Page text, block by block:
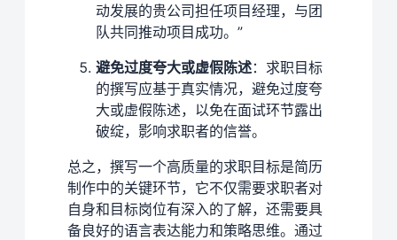
动发展的贵公司担任项目经理，与团
队共同推动项目成功。”
避免过度夸大或虚假陈述：求职目标
的撰写应基于真实情况，避免过度夸
大或虚假陈述，以免在面试环节露出
破绽，影响求职者的信誉。
总之，撰写一个高质量的求职目标是简历
制作中的关键环节，它不仅需要求职者对
自身和目标岗位有深入的了解，还需要具
备良好的语言表达能力和策略思维。通过